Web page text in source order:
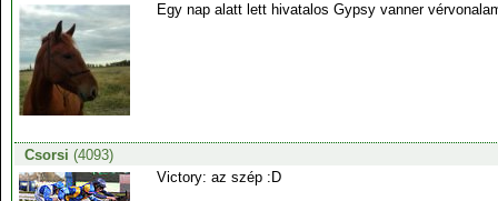
Egy nap alatt lett hivatalos Gypsy vanner
Csorsi (4093)
Victory: az szép :D